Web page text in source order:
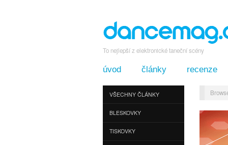
To nejlepší z elektronické taneční scény
úvod články recenze
VŠECHNY ČLÁNKY
BLESKOVKY
TISKOVKY